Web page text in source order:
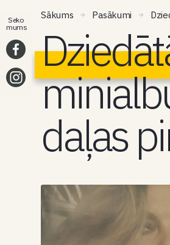
Sākums Pasākumi
daļas
Seko
mums